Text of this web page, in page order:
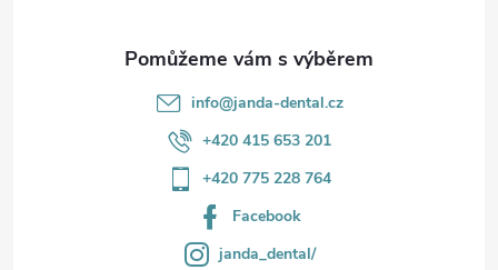
info@janda-dental.cz
+420 415 653 201
+420 775 228 764
Facebook
janda_dental/